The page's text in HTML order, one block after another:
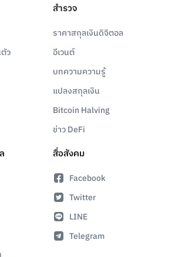
ว
สำรวจ
ราคาสกุลเงินดิจิตอล
อีเวนต์
บทความความรู้
แปลงสกุลเงิน
Bitcoin Halving
ข่าว DeFi
สื่อสังคม
Facebook
Twitter
LINE
Telegram